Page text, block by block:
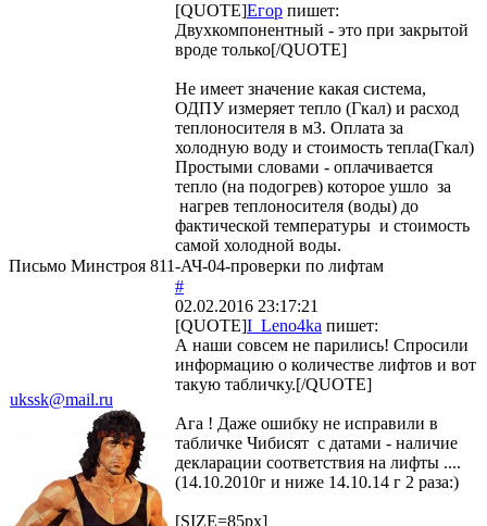
[QUOTE]Егор пишет:
Двухкомпонентный - это при закрытой
вроде только[/QUOTE]
Не имеет значение какая система,
ОДПУ измеряет тепло (Гкал) и расход
теплоносителя в м3. Оплата за
холодную воду и стоимость тепла(Гкал)
Простыми словами - оплачивается
тепло (на подогрев) которое ушло за
нагрев теплоносителя (воды) до
фактической температуры и стоимость
самой холодной воды.
Письмо Минстроя 811-АЧ-04-проверки по лифтам
ukssk@mail.ru
#
02.02.2016 23:17:21
[QUOTE]I_Leno4ka пишет:
А наши совсем не парились! Спросили
информацию о количестве лифтов и вот
такую табличку.[/QUOTE]
Ага ! Даже ошибку не исправили в
табличке Чибисят с датами - наличие
декларации соответствия на лифты ....
(14.10.2010г и ниже 14.10.14 г 2 раза:)
[SIZE=85px]